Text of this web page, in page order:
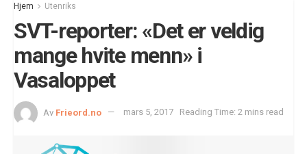
Hjem Utenriks
SVT-reporter: «Det er veldig
mange hvite menn» i
Vasaloppet
Av Frieord.no mars 5, 2017 Reading Time: 2 mins read